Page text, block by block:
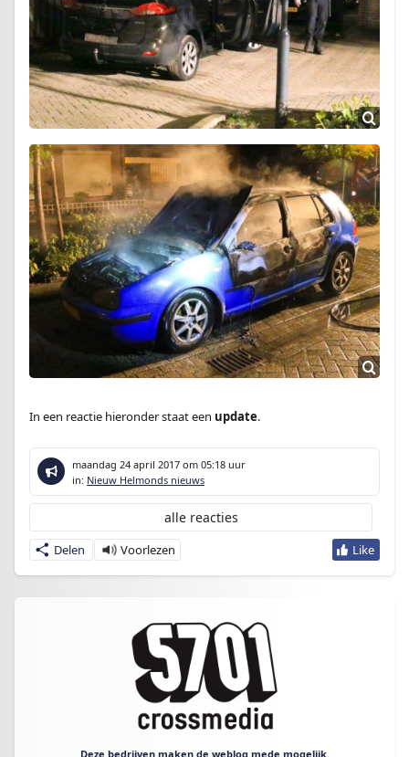
In een reactie hieronder staat een update.
maandag 24 april 2017 om 05:18 uur
in: Nieuw Helmonds nieuws
Delen
alle reacties
Deze bedrijven maken de weblog mede mogelijk.